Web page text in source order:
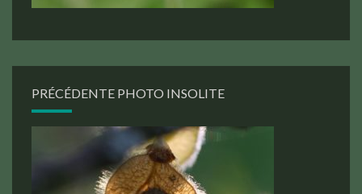
PRÉCÉDENTE PHOTO INSOLITE